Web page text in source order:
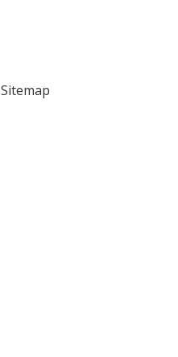
Sitemap